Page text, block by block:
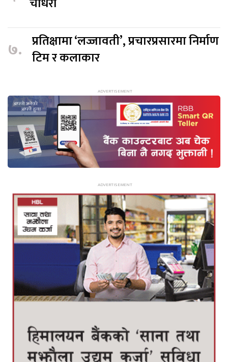
७. प्रतिक्षामा ‘लज्जावती’, प्रचारप्रसारमा निर्माण
टिम र कलाकार